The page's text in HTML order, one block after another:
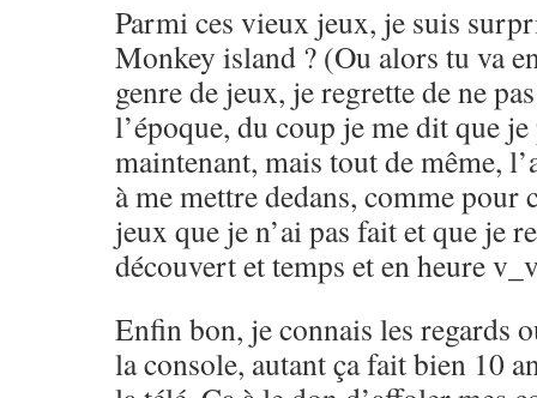
Parmi ces vieux jeux, je suis
Monkey island ? (Ou alors tu va
genre de jeux, je regrette de ne
l’époque, du coup je me dit que
maintenant, mais tout de même,
à me mettre dedans, comme pour
jeux que je n’ai pas fait et que je
découvert et temps et en heure
Enfin bon, je connais les regards
la console, autant ça fait bien 10